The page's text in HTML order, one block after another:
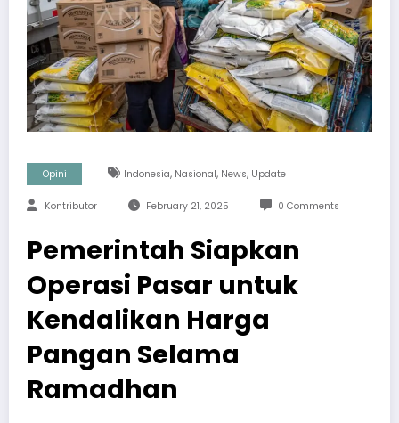
Opini Indonesia, Nasional, News, Update
Kontributor February 21, 2025 0 Comments
Pemerintah Siapkan
Operasi Pasar untuk
Kendalikan Harga
Pangan Selama
Ramadhan